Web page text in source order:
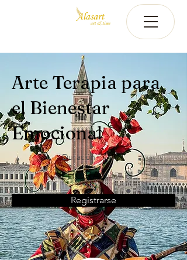
Arte Terapia para
el Bienestar
Emocional
Duración
6 HORAS
Registrarse